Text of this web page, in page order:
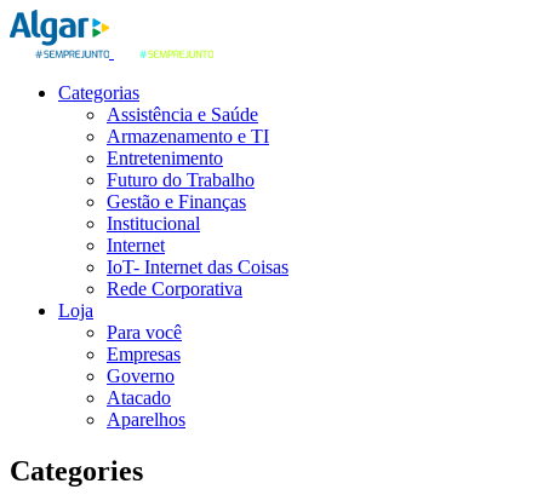
Categorias
Assistência e Saúde
Armazenamento e TI
Entretenimento
Futuro do Trabalho
Gestão e Finanças
Institucional
Internet
IoT- Internet das Coisas
Rede Corporativa
Loja
Para você
Empresas
Governo
Atacado
Aparelhos
Categories